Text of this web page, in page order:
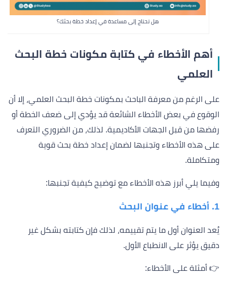
هل تحتاج إلى مساعدة في إعداد خطة بحثك؟
أهم الأخطاء في كتابة مكونات خطة البحث
العلمي
على الرغم من معرفة الباحث بمكونات خطة البحث العلمي، إلا أن
الوقوع في بعض الأخطاء الشائعة قد يؤدي إلى ضعف الخطة أو
رفضها من قبل الجهات الأكاديمية. لذلك، من الضروري التعرف
على هذه الأخطاء وتجنبها لضمان إعداد خطة بحث قوية
ومتكاملة.
وفيما يلي أبرز هذه الأخطاء مع توضيح كيفية تجنبها:
1. أخطاء في عنوان البحث
يُعد العنوان أول ما يتم تقييمه، لذلك فإن كتابته بشكل غير
دقيق يؤثر على الانطباع الأول.
👉 أمثلة على الأخطاء: